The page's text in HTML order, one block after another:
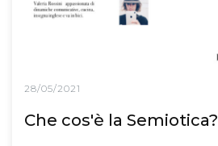
28/05/2021
Che cos'è la Semiotica?